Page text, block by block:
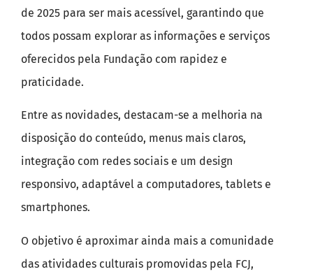
de 2025 para ser mais acessível, garantindo que
todos possam explorar as informações e serviços
oferecidos pela Fundação com rapidez e
praticidade.
Entre as novidades, destacam-se a melhoria na
disposição do conteúdo, menus mais claros,
integração com redes sociais e um design
responsivo, adaptável a computadores, tablets e
smartphones.
O objetivo é aproximar ainda mais a comunidade
das atividades culturais promovidas pela FCJ,